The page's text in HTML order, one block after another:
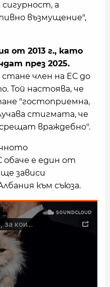
а
възмущение",
от 2013 г., като
през 2025.
член на ЕС до
Той настоява, че
"гостоприемна,
стигмата, че
враждебно".
обаче е един от
зависи
към съюза.